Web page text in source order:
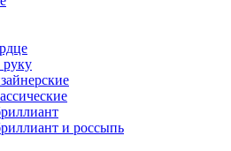
и россыпь